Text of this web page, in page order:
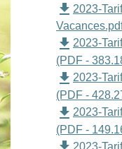
file_download 2023-
file_download 2023-
(PDF -
file_download 2023-
(PDF -
file_download 2023-
(PDF -
2023-